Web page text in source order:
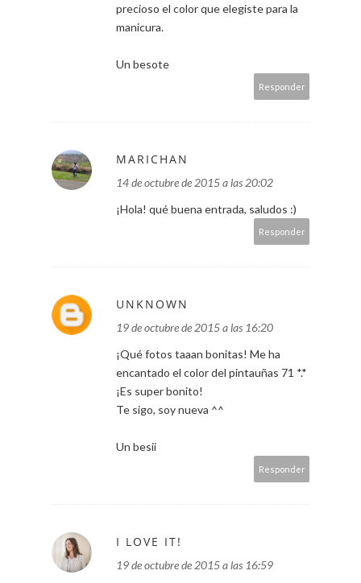
precioso el color que elegiste para la
manicura.
Un besote
Responder
MARICHAN
14 de octubre de 2015 a las 20:02
¡Hola! qué buena entrada, saludos :)
Responder
UNKNOWN
19 de octubre de 2015 a las 16:20
¡Qué fotos taaan bonitas! Me ha
encantado el color del pintauñas 71 *.*
¡Es super bonito!
Te sigo, soy nueva ^^
Un besii
Responder
I LOVE IT!
19 de octubre de 2015 a las 16:59